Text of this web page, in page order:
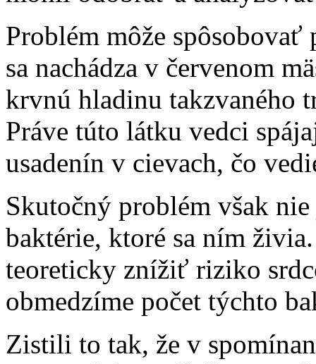
Problém môže
sa nachádza v červenom
krvnú hladinu
Práve túto látku vedci
usadenín v cievach, čo
Skutočný problém však
baktérie, ktoré sa ním
teoreticky znížiť riziko
obmedzíme počet týchto
Zistili to tak, že v